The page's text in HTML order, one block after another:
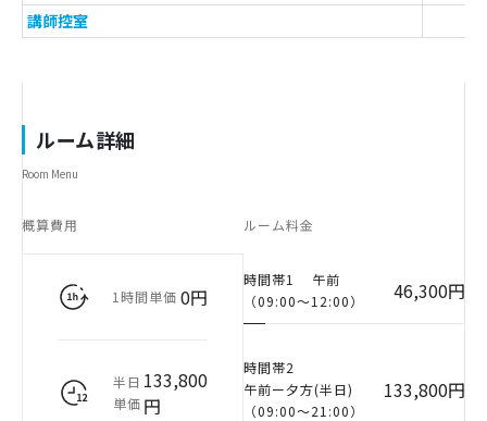
講師控室
ルーム詳細
Room Menu
概算費用
1時間単価 0円
半日
単価
133,800
円
ルーム料金
時間帯1
午前
（09:00〜12:00）
46,300円
時間帯2
午前ー夕方(半日)
（09:00〜21:00）
133,800円